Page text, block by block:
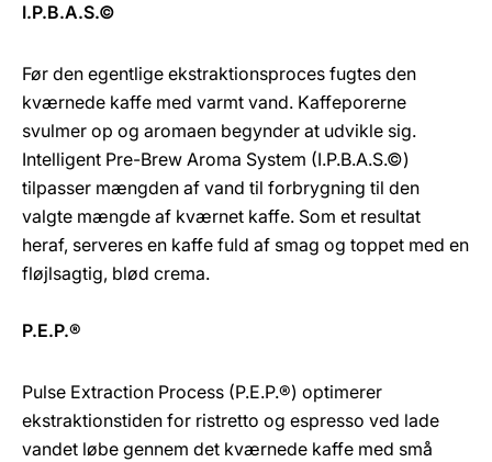
I.P.B.A.S.©
Før den egentlige ekstraktionsproces fugtes den
kværnede kaffe med varmt vand. Kaffeporerne
svulmer op og aromaen begynder at udvikle sig.
Intelligent Pre-Brew Aroma System (I.P.B.A.S.©)
tilpasser mængden af vand til forbrygning til den
valgte mængde af kværnet kaffe. Som et resultat
heraf, serveres en kaffe fuld af smag og toppet med en
fløjlsagtig, blød crema.
P.E.P.®
Pulse Extraction Process (P.E.P.®) optimerer
ekstraktionstiden for ristretto og espresso ved lade
vandet løbe gennem det kværnede kaffe med små